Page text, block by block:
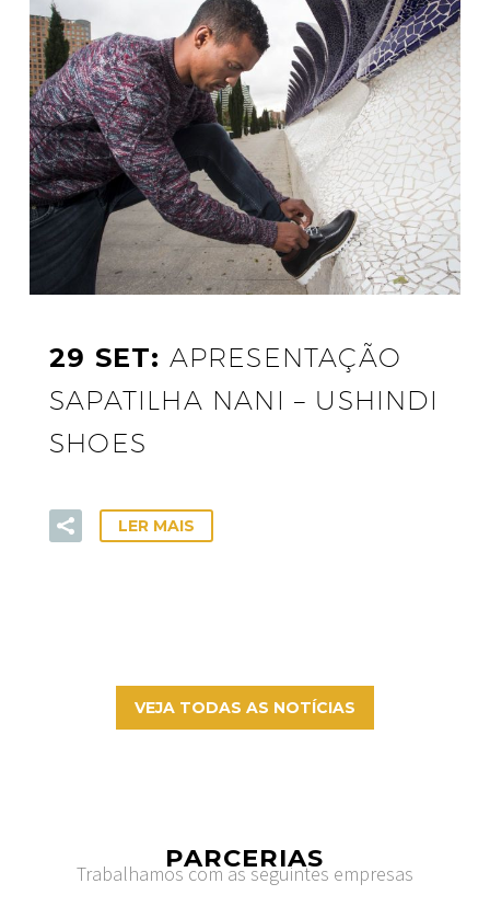
29 SET: APRESENTAÇÃO
SAPATILHA NANI – USHINDI
SHOES
LER MAIS
VEJA TODAS AS NOTÍCIAS
PARCERIAS
Trabalhamos com as seguintes empresas